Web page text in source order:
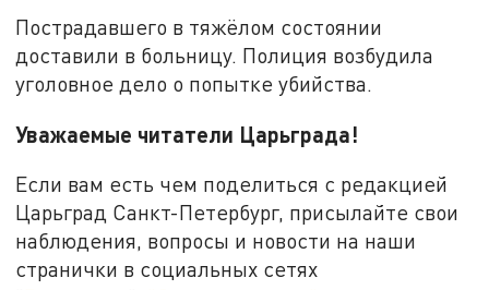
Пострадавшего в тяжёлом состоянии
доставили в больницу. Полиция возбудила
уголовное дело о попытке убийства.
Уважаемые читатели Царьграда!
Если вам есть чем поделиться с редакцией
Царьград Санкт-Петербург, присылайте свои
наблюдения, вопросы и новости на наши
странички в социальных сетях